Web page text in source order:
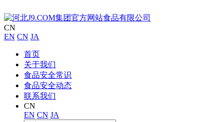
CN
EN CN JA
首页
关于我们
食品安全常识
食品安全动态
联系我们
CN
EN CN JA